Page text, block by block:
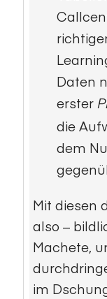
Daten
erster
die
dem
Mit diesen
also –
Machete,
im